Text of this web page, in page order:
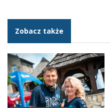
Zobacz także